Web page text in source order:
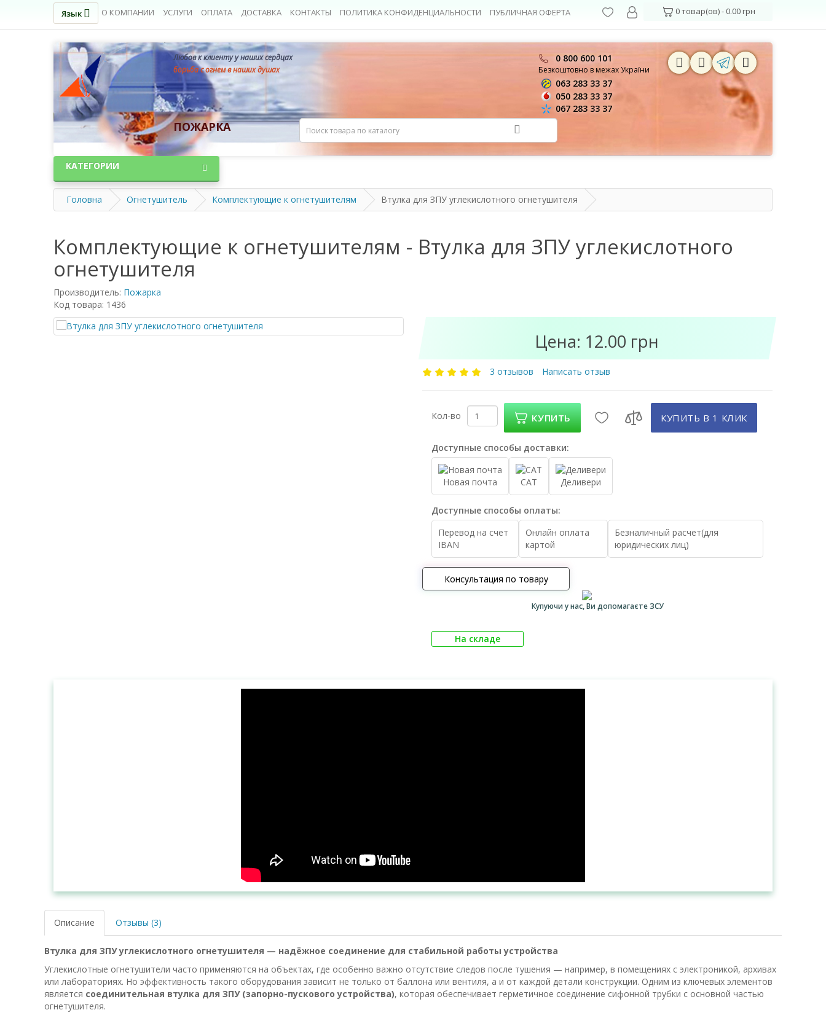
Язык О КОМПАНИИ УСЛУГИ ОПЛАТА ДОСТАВКА КОНТАКТЫ ПОЛИТИКА КОНФИДЕНЦИАЛЬНОСТИ ПУБЛИЧНАЯ ОФЕРТА 0 товар(ов) - 0.00 грн
Любов к клиенту у наших сердцах
борьба с огнем в наших душах
ПОЖАРКА
0 800 600 101
Безкоштовно в межах України
063 283 33 37
050 283 33 37
067 283 33 37
КАТЕГОРИИ
Головна Огнетушитель Комплектующие к огнетушителям Втулка для ЗПУ углекислотного огнетушителя
Комплектующие к огнетушителям - Втулка для ЗПУ углекислотного
огнетушителя
Производитель: Пожарка
Код товара: 1436
Цена: 12.00 грн
3 отзывов Написать отзыв
Кол-во КУПИТЬ КУПИТЬ В 1 КЛИК
Доступные способы доставки:
Новая почта САТ Деливери
Доступные способы оплаты:
Перевод на счет
IBAN
Онлайн оплата
картой
Безналичный расчет(для
юридических лиц)
Консультация по товару
Купуючи у нас, Ви допомагаєте ЗСУ
На складе
Описание Отзывы (3)
Втулка для ЗПУ углекислотного огнетушителя — надёжное соединение для стабильной работы устройства
Углекислотные огнетушители часто применяются на объектах, где особенно важно отсутствие следов после тушения — например, в помещениях с электроникой, архивах
или лабораториях. Но эффективность такого оборудования зависит не только от баллона или вентиля, а и от каждой детали конструкции. Одним из ключевых элементов
является соединительная втулка для ЗПУ (запорно-пускового устройства), которая обеспечивает герметичное соединение сифонной трубки с основной частью
огнетушителя.